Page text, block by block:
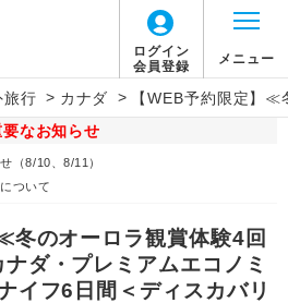
ログイン
会員登録
メニュー
旅行 > カナダ >
【WEB予約限定】
要なお知らせ
（8/10、8/11）
ついて
冬のオーロラ観賞体験4回
ダ・プレミアムエコノミ
イフ6日間＜ディスカバリ